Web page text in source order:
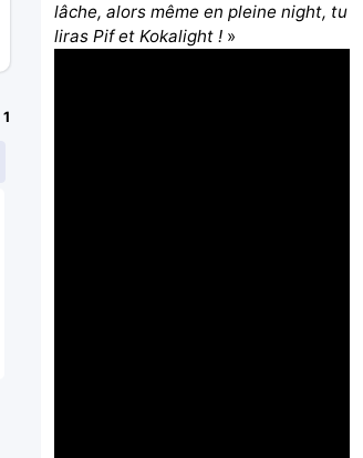
1
lâche, alors même en pleine night, tu
liras Pif et Kokalight ! »